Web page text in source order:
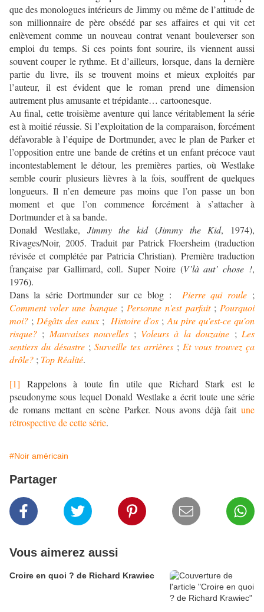
que des monologues intérieurs de Jimmy ou même de l’attitude de
son millionnaire de père obsédé par ses affaires et qui vit cet
enlèvement comme un nouveau contrat venant bouleverser son
emploi du temps. Si ces points font sourire, ils viennent aussi
souvent couper le rythme. Et d’ailleurs, lorsque, dans la dernière
partie du livre, ils se trouvent moins et mieux exploités par
l’auteur, il est évident que le roman prend une dimension
autrement plus amusante et trépidante… cartoonesque.
Au final, cette troisième aventure qui lance véritablement la série
est à moitié réussie. Si l’exploitation de la comparaison, forcément
défavorable à l’équipe de Dortmunder, avec le plan de Parker et
l’opposition entre une bande de crétins et un enfant précoce vaut
incontestablement le détour, les premières parties, où Westlake
semble courir plusieurs lièvres à la fois, souffrent de quelques
longueurs. Il n’en demeure pas moins que l’on passe un bon
moment et que l’on commence forcément à s’attacher à
Dortmunder et à sa bande.
Donald Westlake, Jimmy the kid(Jimmy the Kid, 1974),
Rivages/Noir, 2005. Traduit par Patrick Floersheim (traduction
révisée et complétée par Patricia Christian). Première traduction
française par Gallimard, coll. Super Noire (V’là aut’ chose !,
1976).
Dans la série Dortmunder sur ce blog :
Pierre qui roule;
Comment voler une banque; Personne n'est parfait; Pourquoi
moi? ; Dégâts des eaux; Histoire d'os ; Au pire qu'est-ce qu'on
risque? ; Mauvaises nouvelles ; Voleurs à la douzaine ; Les
sentiers du désastre ; Surveille tes arrières ; Et vous trouvez ça
drôle? ; Top Réalité.
[1] Rappelons à toute fin utile que Richard Stark est le
pseudonyme sous lequel Donald Westlake a écrit toute une série
de romans mettant en scène Parker. Nous avons déjà fait une
rétrospective de cette série.
#Noir américain
Partager
Vous aimerez aussi
Croire en quoi ? de Richard Krawiec